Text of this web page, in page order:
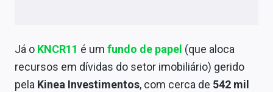
Já o KNCR11 é um fundo de papel (que aloca
recursos em dívidas do setor imobiliário) gerido
pela Kinea Investimentos, com cerca de 542 mil